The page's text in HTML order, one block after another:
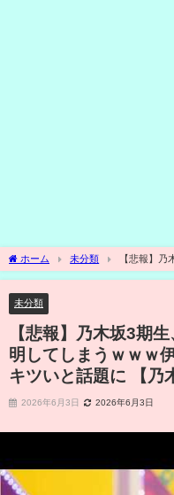
ホーム 未分類
【悲報】乃
うｗｗｗ伊藤理々杏の現在地がガチ
未分類
【悲報】乃木坂3期
明してしまうｗｗｗ
キツいと話題に 【乃
2026年6月3日 2026年6月3日